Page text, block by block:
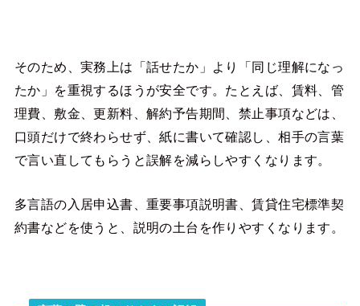
そのため、実務上は「話せたか」より「同じ理解になっ
たか」を重視するほうが安全です。たとえば、賃料、管
理費、敷金、更新料、解約予告期間、禁止事項などは、
口頭だけで終わらせず、紙に書いて確認し、相手の言葉
で言い直してもらうと誤解を減らしやすくなります。
多言語の入居申込書、重要事項説明書、賃貸住宅標準契
約書などを使うと、説明の土台を作りやすくなります。